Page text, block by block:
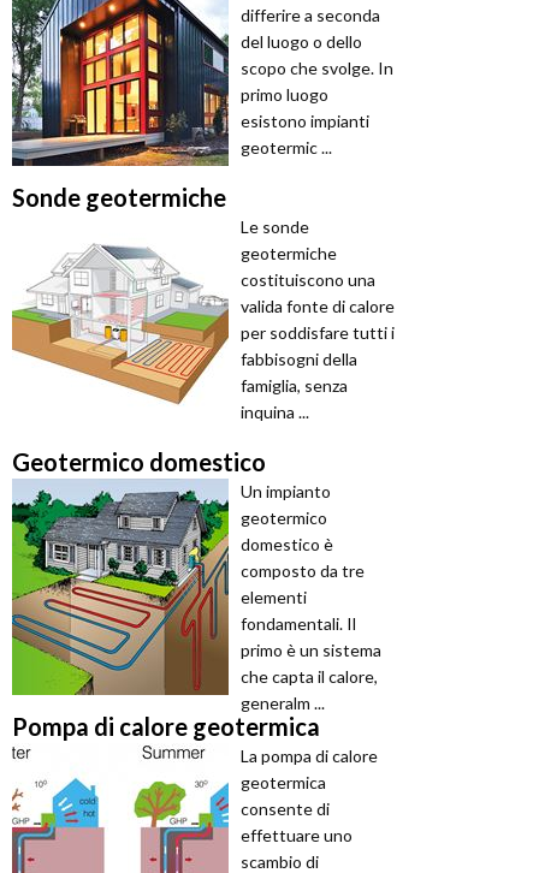
differire a seconda
del luogo o dello
scopo che svolge. In
primo luogo
esistono impianti
geotermic ...
Sonde geotermiche
Le sonde
geotermiche
costituiscono una
valida fonte di calore
per soddisfare tutti i
fabbisogni della
famiglia, senza
inquina ...
Geotermico domestico
Un impianto
geotermico
domestico è
composto da tre
elementi
fondamentali. Il
primo è un sistema
che capta il calore,
generalm ...
Pompa di calore geotermica
La pompa di calore
geotermica
consente di
effettuare uno
scambio di